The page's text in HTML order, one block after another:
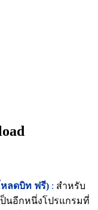
หลดบิท ฟรี) : สำหรับ
ป็นอีกหนึ่งโปรแกรมที่